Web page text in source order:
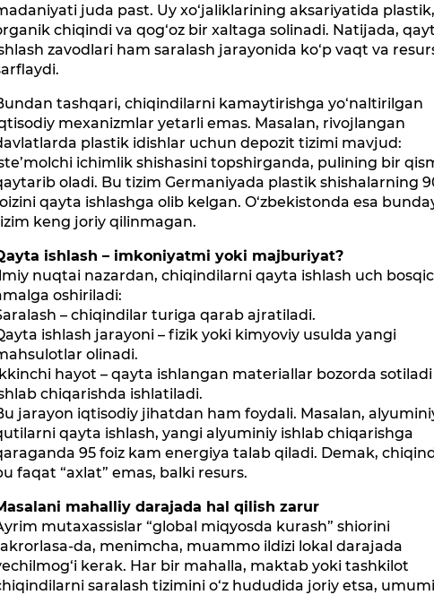
juda past. Uy xo‘jaliklarining aksariyatida plastik,
chiqindi va qog‘oz bir xaltaga solinadi. Natijada,
zavodlari ham saralash jarayonida ko‘p vaqt va
tashqari, chiqindilarni kamaytirishga yo‘naltirilgan
mexanizmlar yetarli emas. Masalan, rivojlangan
plastik idishlar uchun depozit tizimi mavjud:
ichimlik shishasini topshirganda, pulining bir
oladi. Bu tizim Germaniyada plastik shishalarning
qayta ishlashga olib kelgan. O‘zbekistonda esa
keng joriy qilinmagan.
ishlash – imkoniyatmi yoki majburiyat?
nuqtai nazardan, chiqindilarni qayta ishlash uch
oshiriladi:
– chiqindilar turiga qarab ajratiladi.
ishlash jarayoni – fizik yoki kimyoviy usulda yangi
olinadi.
hayot – qayta ishlangan materiallar bozorda
chiqarishda ishlatiladi.
jarayon iqtisodiy jihatdan ham foydali. Masalan,
qayta ishlash, yangi alyuminiy ishlab chiqarishga
95 foiz kam energiya talab qiladi. Demak,
faqat “axlat” emas, balki resurs.
mahalliy darajada hal qilish zarur
mutaxassislar “global miqyosda kurash” shiorini
da, menimcha, muammo ildizi lokal darajada
kerak. Har bir mahalla, maktab yoki tashkilot
saralash tizimini o‘z hududida joriy etsa,